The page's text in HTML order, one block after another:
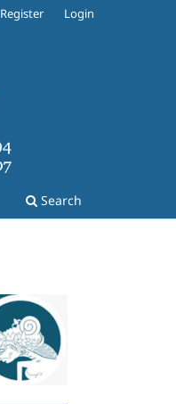
Search
Register Login